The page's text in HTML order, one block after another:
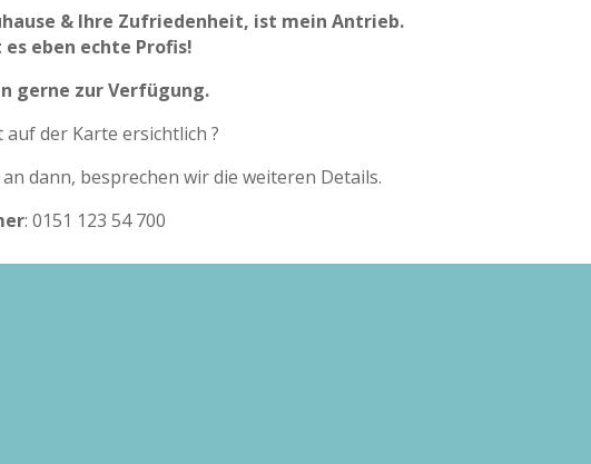
& Ihre Zufriedenheit, ist mein Antrieb.
eben echte Profis!
gerne zur Verfügung.
der Karte ersichtlich ?
an dann, besprechen wir die weiteren Details.
: 0151 123 54 700